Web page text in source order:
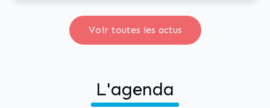
contact avec les personnes inscrites en cas de
canicule. Accéder au formulaire d’inscription
Voir toutes les actus
L'agenda